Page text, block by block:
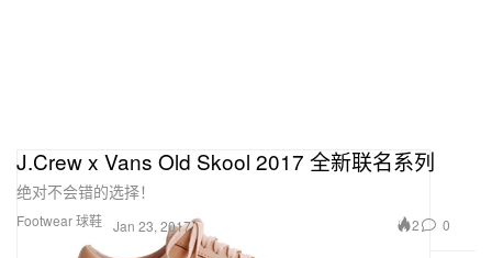
Footwear 球鞋
J.Crew x Vans Old Skool 2017 全新联名系列
绝对不会错的选择！
Jan 23, 2017 2 0